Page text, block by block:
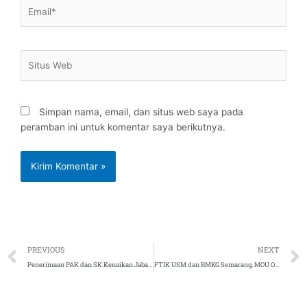
Web
Simpan nama, email, dan situs web saya pada
peramban ini untuk komentar saya berikutnya.
Prev
PREVIOUS
Penerimaan PAK dan SK Kenaikan Jabatan Fungsional Dosen, 20 September 2019
NEXT
FTIK USM dan BMKG Semarang, MOU Optimalisasi Sumber Daya Manusia